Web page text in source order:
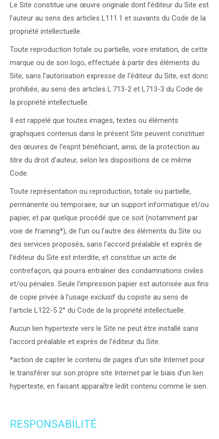
Le Site constitue une œuvre originale dont l’éditeur du Site est
l’auteur au sens des articles L111.1 et suivants du Code de la
propriété intellectuelle.
Toute reproduction totale ou partielle, voire imitation, de cette
marque ou de son logo, effectuée à partir des éléments du
Site, sans l’autorisation expresse de l’éditeur du Site, est donc
prohibée, au sens des articles L.713-2 et L713-3 du Code de
la propriété intellectuelle.
Il est rappelé que toutes images, textes ou éléments
graphiques contenus dans le présent Site peuvent constituer
des œuvres de l’esprit bénéficiant, ainsi, de la protection au
titre du droit d’auteur, selon les dispositions de ce même
Code.
Toute représentation ou reproduction, totale ou partielle,
permanente ou temporaire, sur un support informatique et/ou
papier, et par quelque procédé que ce soit (notamment par
voie de framing*), de l’un ou l’autre des éléments du Site ou
des services proposés, sans l’accord préalable et exprès de
l’éditeur du Site est interdite, et constitue un acte de
contrefaçon, qui pourra entraîner des condamnations civiles
et/ou pénales. Seule l’impression papier est autorisée aux fins
de copie privée à l’usage exclusif du copiste au sens de
l’article L122-5 2° du Code de la propriété intellectuelle.
Aucun lien hypertexte vers le Site ne peut être installé sans
l’accord préalable et exprès de l’éditeur du Site.
*action de capter le contenu de pages d’un site Internet pour
le transférer sur son propre site Internet par le biais d’un lien
hypertexte, en faisant apparaître ledit contenu comme le sien.
RESPONSABILITÉ